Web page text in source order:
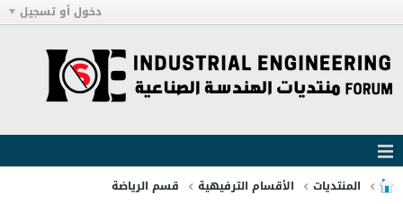
دخول أو تسجيل
المنتديات الأقسام الترفيهية قسم الرياضة